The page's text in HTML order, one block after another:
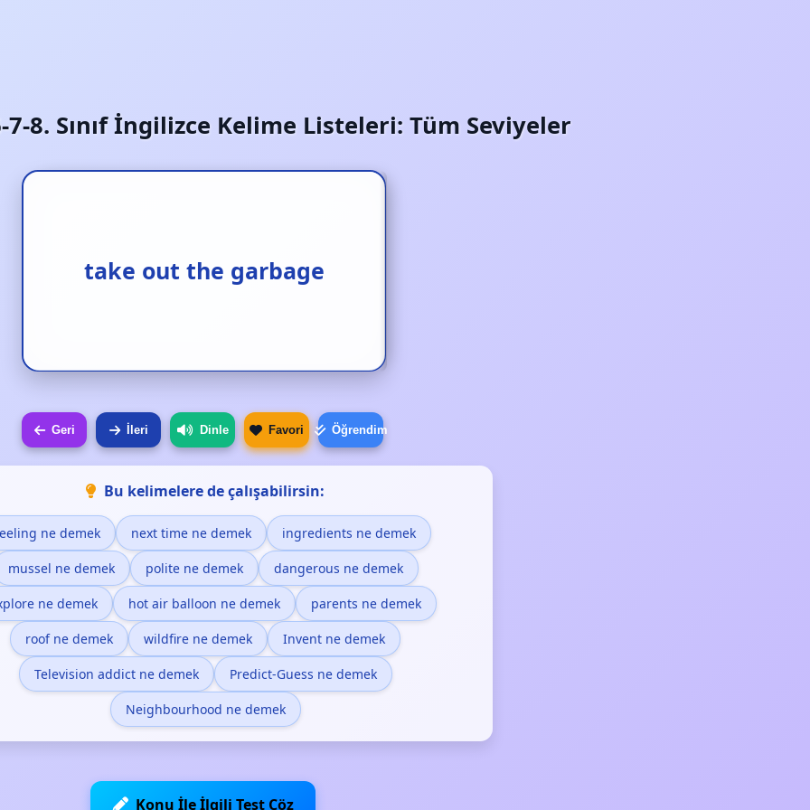
7-8. Sınıf İngilizce Kelime Listeleri: Tüm Seviyeler
take out the garbage
çöpleri dışarı çıkarmak
Geri İleri Dinle Favori Öğrendim
Bu kelimelere de çalışabilirsin:
ne demek next time ne demek ingredients ne demek
mussel ne demek polite ne demek dangerous ne demek
ne demek hot air balloon ne demek parents ne demek
roof ne demek wildfire ne demek Invent ne demek
Television addict ne demek Predict-Guess ne demek
Neighbourhood ne demek
Konu İle İlgili Test Çöz